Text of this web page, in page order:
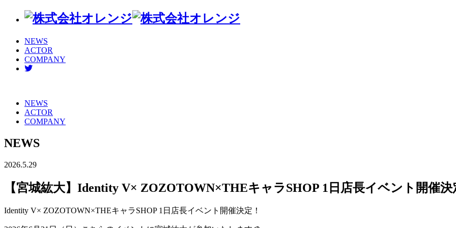
NEWS
ACTOR
COMPANY
NEWS
ACTOR
COMPANY
NEWS
2026.5.29
【宮城紘大】Identity V× ZOZOTOWN×THEキャラSHOP 1日店長イベント開催決
Identity V× ZOZOTOWN×THEキャラSHOP 1日店長イベント開催決定！